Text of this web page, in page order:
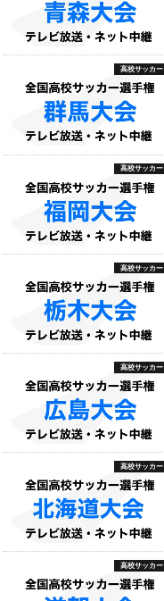
高校サッカー
高校サッカー
高校サッカー
高校サッカー
高校サッカー
高校サッカー